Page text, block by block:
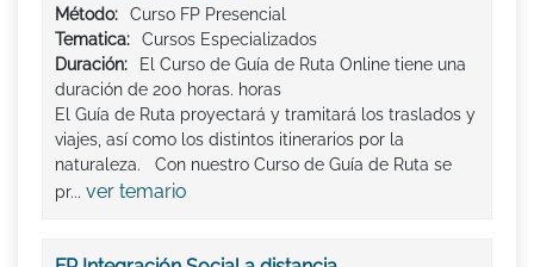
Método:
Curso FP Presencial
Tematica:
Cursos Especializados
Duración:
El Curso de Guía de Ruta Online tiene una
duración de 200 horas. horas
El Guía de Ruta proyectará y tramitará los traslados y
viajes, así como los distintos itinerarios por la
naturaleza. Con nuestro Curso de Guía de Ruta se
pr... ver temario